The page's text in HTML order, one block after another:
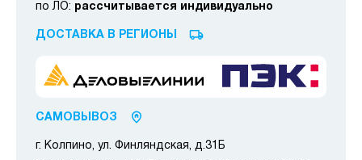
по ЛО: рассчитывается индивидуально
ДОСТАВКА В РЕГИОНЫ
САМОВЫВОЗ
г. Колпино, ул. Финляндская, д.31Б